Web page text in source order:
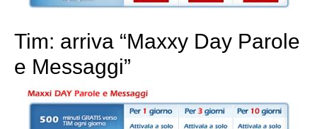
Tim: arriva “Maxxy Day Parole
e Messaggi”